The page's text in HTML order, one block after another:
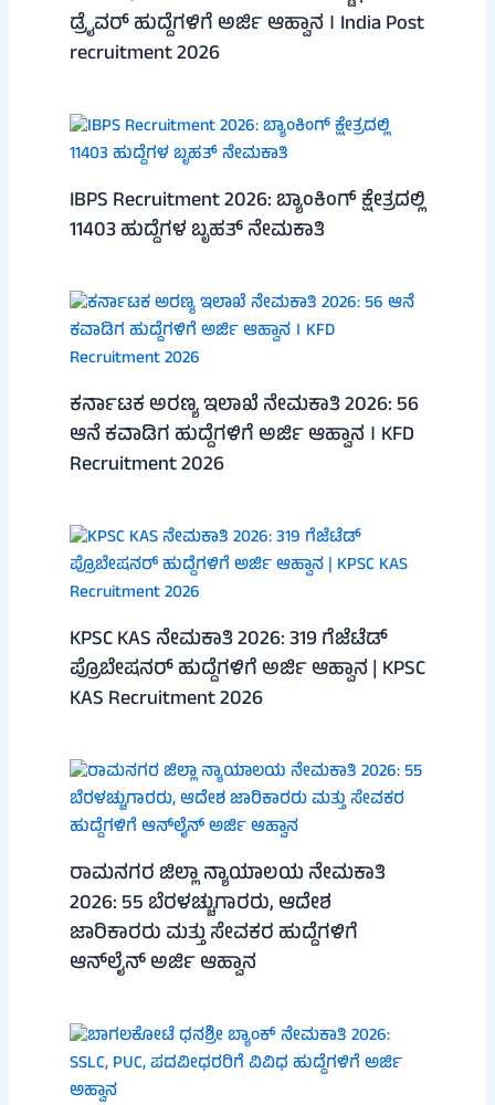
ಡ್ರೈವರ್ ಹುದ್ದೆಗಳಿಗೆ ಅರ್ಜಿ ಆಹ್ವಾನ । India Post
recruitment 2026
IBPS Recruitment 2026: ಬ್ಯಾಂಕಿಂಗ್ ಕ್ಷೇತ್ರದಲ್ಲಿ
11403 ಹುದ್ದೆಗಳ ಬೃಹತ್ ನೇಮಕಾತಿ
ಕರ್ನಾಟಕ ಅರಣ್ಯ ಇಲಾಖೆ ನೇಮಕಾತಿ 2026: 56
ಆನೆ ಕವಾಡಿಗ ಹುದ್ದೆಗಳಿಗೆ ಅರ್ಜಿ ಆಹ್ವಾನ । KFD
Recruitment 2026
KPSC KAS ನೇಮಕಾತಿ 2026: 319 ಗೆಜೆಟೆಡ್
ಪ್ರೊಬೇಷನರ್ ಹುದ್ದೆಗಳಿಗೆ ಅರ್ಜಿ ಆಹ್ವಾನ | KPSC
KAS Recruitment 2026
ರಾಮನಗರ ಜಿಲ್ಲಾ ನ್ಯಾಯಾಲಯ ನೇಮಕಾತಿ
2026: 55 ಬೆರಳಚ್ಚುಗಾರರು, ಆದೇಶ
ಜಾರಿಕಾರರು ಮತ್ತು ಸೇವಕರ ಹುದ್ದೆಗಳಿಗೆ
ಆನ್‌ಲೈನ್ ಅರ್ಜಿ ಆಹ್ವಾನ